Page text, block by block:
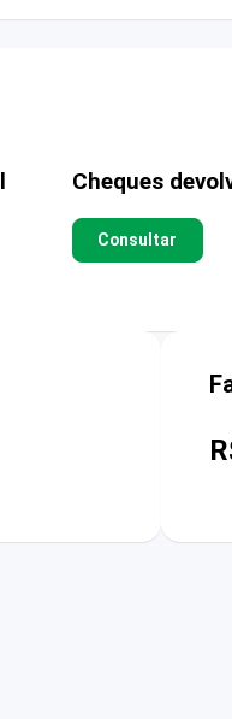
Cheques
Consultar